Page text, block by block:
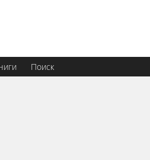
Поиск